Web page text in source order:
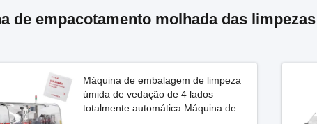
de empacotamento molhada das limpezas
Máquina de embalagem de limpeza
úmida de vedação de 4 lados
totalmente automática Máquina de